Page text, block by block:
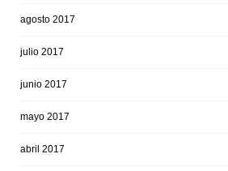
agosto 2017
julio 2017
junio 2017
mayo 2017
abril 2017